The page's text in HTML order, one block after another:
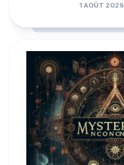
1 AOÛT 2026